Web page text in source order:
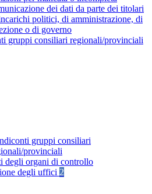
dei dati da parte dei titolari
politici, di amministrazione, di
o di governo
gruppi consiliari regionali/provinciali
gruppi consiliari
provinciali
degli organi di controllo
degli uffici 2